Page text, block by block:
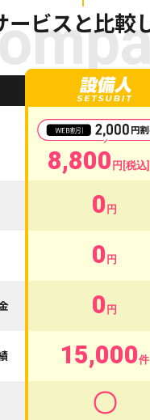
ービスと比較
8,800 円[税込
0 円
0 円
0 円
15,000件
〇